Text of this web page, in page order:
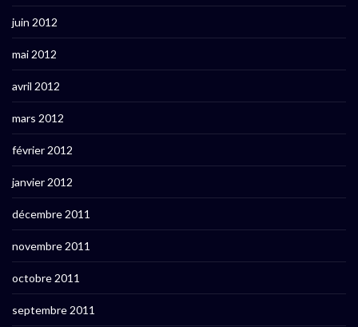
juin 2012
mai 2012
avril 2012
mars 2012
février 2012
janvier 2012
décembre 2011
novembre 2011
octobre 2011
septembre 2011